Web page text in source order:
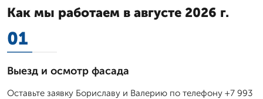
Как мы работаем в августе 2026 г.
01
Выезд и осмотр фасада
Оставьте заявку Бориславу и Валерию по телефону +7 993